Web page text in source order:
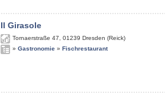
Il Girasole
Tornaerstraße 47 01239 Dresden (Reick)
» Gastronomie » Fischrestaurant